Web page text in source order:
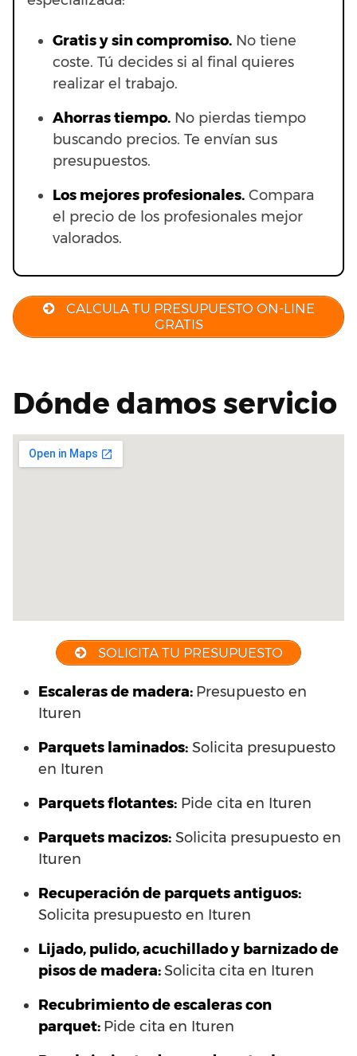
Gratis y sin compromiso. No tiene
coste. Tú decides si al final quieres
realizar el trabajo.
Ahorras tiempo. No pierdas tiempo
buscando precios. Te envían sus
presupuestos.
Los mejores profesionales. Compara
el precio de los profesionales mejor
valorados.
CALCULA TU PRESUPUESTO ON-LINE
GRATIS
Dónde damos servicio
SOLICITA TU PRESUPUESTO
Escaleras de madera: Presupuesto en
Ituren
Parquets laminados: Solicita presupuesto
en Ituren
Parquets flotantes: Pide cita en Ituren
Parquets macizos: Solicita presupuesto en
Ituren
Recuperación de parquets antiguos:
Solicita presupuesto en Ituren
Lijado, pulido, acuchillado y barnizado de
pisos de madera:Solicita cita en Ituren
Recubrimiento de escaleras con
parquet: Pide cita en Ituren